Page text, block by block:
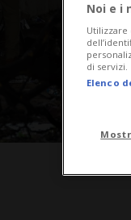
Noi e i
Utilizzare
di servizi.
Elenco